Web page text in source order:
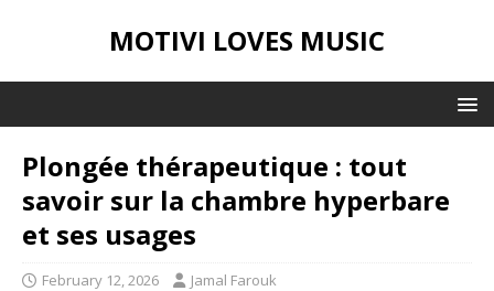
MOTIVI LOVES MUSIC
Plongée thérapeutique : tout
savoir sur la chambre hyperbare
et ses usages
February 12, 2026 Jamal Farouk